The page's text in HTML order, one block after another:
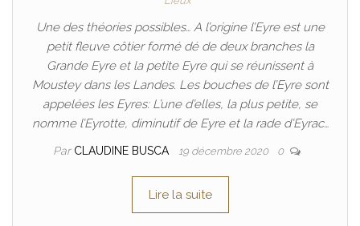
Une des théories possibles… A l’origine l’Eyre est une
petit fleuve côtier formé dé de deux branches la
Grande Eyre et la petite Eyre qui se réunissent à
Moustey dans les Landes. Les bouches de l’Eyre sont
appelées les Eyres: L’une d’elles, la plus petite, se
nomme l’Eyrotte, diminutif de Eyre et la rade d’Eyrac…
Par CLAUDINE BUSCA 19 décembre 2020 0
Lire la suite